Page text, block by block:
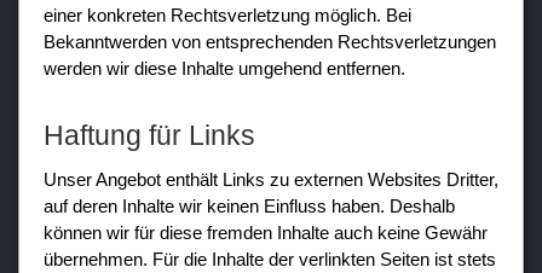
einer konkreten Rechtsverletzung möglich. Bei
Bekanntwerden von entsprechenden Rechtsverletzungen
werden wir diese Inhalte umgehend entfernen.
Haftung für Links
Unser Angebot enthält Links zu externen Websites Dritter,
auf deren Inhalte wir keinen Einfluss haben. Deshalb
können wir für diese fremden Inhalte auch keine Gewähr
übernehmen. Für die Inhalte der verlinkten Seiten ist stets